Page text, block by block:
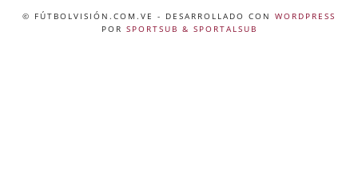
© FÚTBOLVISIÓN.COM.VE - DESARROLLADO CON WORDPRESS
POR SPORTSUB & SPORTALSUB